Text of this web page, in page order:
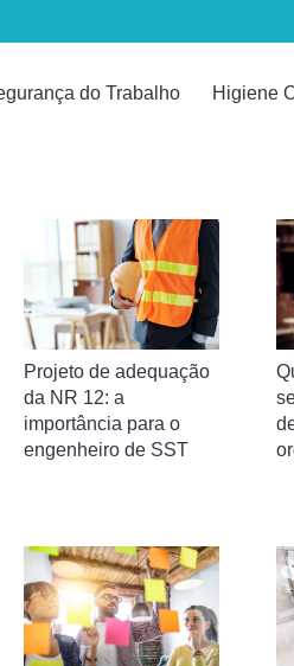
do Trabalho Higiene
Projeto de adequação
da NR 12: a
importância para o
engenheiro de SST